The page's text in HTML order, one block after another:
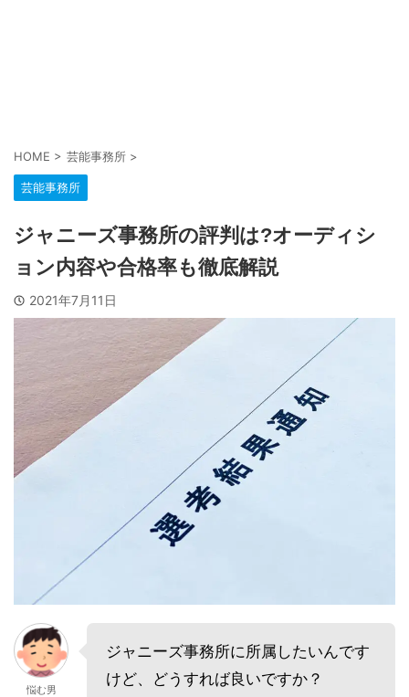
HOME > 芸能事務所 >
芸能事務所
ジャニーズ事務所の評判は?オーディシ
ョン内容や合格率も徹底解説
2021年7月11日
悩む男
ジャニーズ事務所に所属したいんです
けど、どうすれば良いですか？